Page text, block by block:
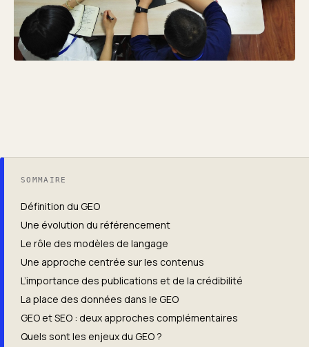
SOMMAIRE
Définition du GEO
Une évolution du référencement
Le rôle des modèles de langage
Une approche centrée sur les contenus
L’importance des publications et de la crédibilité
La place des données dans le GEO
GEO et SEO : deux approches complémentaires
Quels sont les enjeux du GEO ?